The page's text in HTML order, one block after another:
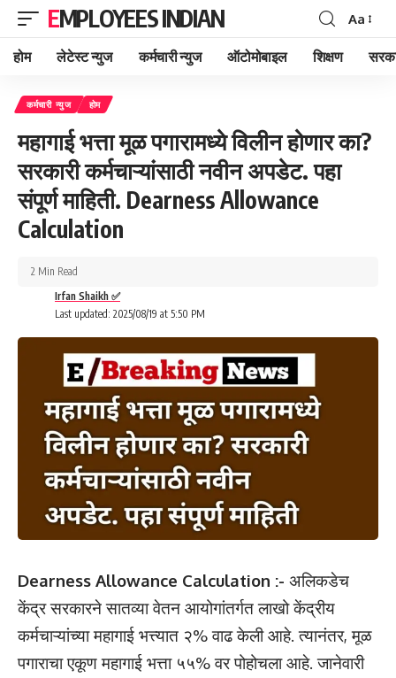
EMPLOYEES INDIAN
Font
Resizer
Aa
होम लेटेस्ट न्युज कर्मचारी न्युज ऑटोमोबाइल शिक्षण
कर्मचारी न्युज होम
महागाई भत्ता मूळ पगारामध्ये विलीन होणार का?
सरकारी कर्मचाऱ्यांसाठी नवीन अपडेट. पहा
संपूर्ण माहिती. Dearness Allowance
Calculation
Last updated: 2025/08/19 at 5:50 PM
Irfan Shaikh ✅
2 Min Read
Dearness Allowance Calculation :- अलिकडेच
केंद्र सरकारने सातव्या वेतन आयोगांतर्गत लाखो केंद्रीय
कर्मचाऱ्यांच्या महागाई भत्त्यात २% वाढ केली आहे. त्यानंतर, मूळ
पगाराचा एकूण महागाई भत्ता ५५% वर पोहोचला आहे. जानेवारी